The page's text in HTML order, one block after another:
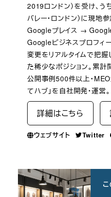
2019ロンドン）を受け、う
バレー・ロンドン）に現
Googleプレイス →
Googleビジネスプロフィ
変更をリアルタイムで把握
た稀少なポジション。累
公開事例500件以上・
てハブ」を自社開発・運営。
詳細はこちら
ウェブサイト Twitter